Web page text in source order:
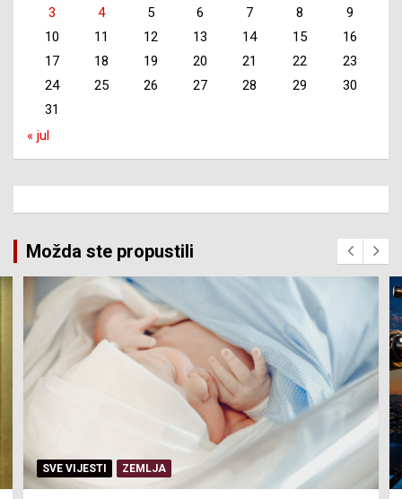
3
4 5 6 7 8
9
10
11 12 13 14 15
16
17
18 19 20 21 22
23
24
25 26 27 28 29
30
31
« jul
Možda ste propustili
SERVISNE INFORMACIJE